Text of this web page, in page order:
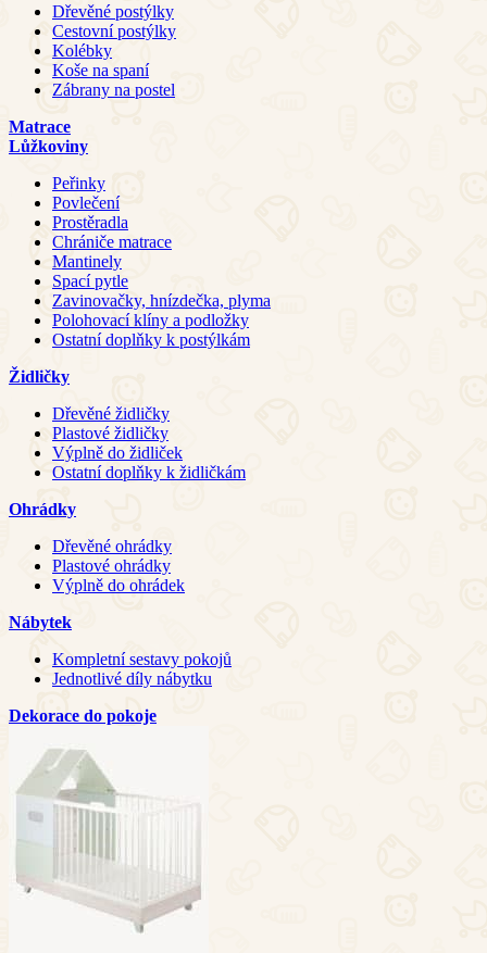
Dřevěné postýlky
Cestovní postýlky
Kolébky
Koše na spaní
Zábrany na postel
Matrace
Lůžkoviny
Peřinky
Povlečení
Prostěradla
Chrániče matrace
Mantinely
Spací pytle
Zavinovačky, hnízdečka, plyma
Polohovací klíny a podložky
Ostatní doplňky k postýlkám
Židličky
Dřevěné židličky
Plastové židličky
Výplně do židliček
Ostatní doplňky k židličkám
Ohrádky
Dřevěné ohrádky
Plastové ohrádky
Výplně do ohrádek
Nábytek
Kompletní sestavy pokojů
Jednotlivé díly nábytku
Dekorace do pokoje